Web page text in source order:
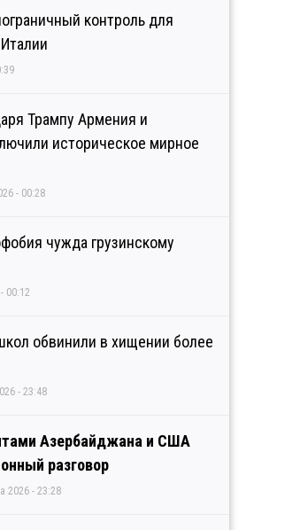
контроль для
Трампу Армения и
историческое мирное
- 00:28
чужда грузинскому
00:12
обвинили в хищении более
- 23:48
Азербайджана и США
разговор
2026 - 23:28